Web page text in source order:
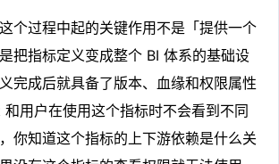
个过程中起的关键作用不是「提供一个
把指标定义变成整个 BI 体系的基础设
完成后就具备了版本、血缘和权限属性
用户在使用这个指标时不会看到不同
你知道这个指标的上下游依赖是什么关